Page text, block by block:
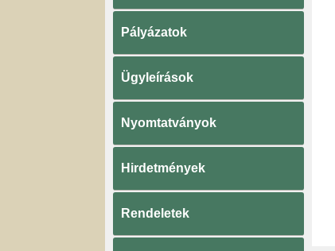
Pályázatok
Ügyleírások
Nyomtatványok
Hirdetmények
Rendeletek